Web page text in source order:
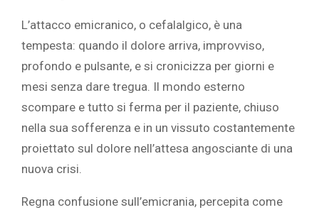
L’attacco emicranico, o cefalalgico, è una
tempesta: quando il dolore arriva, improvviso,
profondo e pulsante, e si cronicizza per giorni e
mesi senza dare tregua. Il mondo esterno
scompare e tutto si ferma per il paziente, chiuso
nella sua sofferenza e in un vissuto costantemente
proiettato sul dolore nell’attesa angosciante di una
nuova crisi.
Regna confusione sull’emicrania, percepita come